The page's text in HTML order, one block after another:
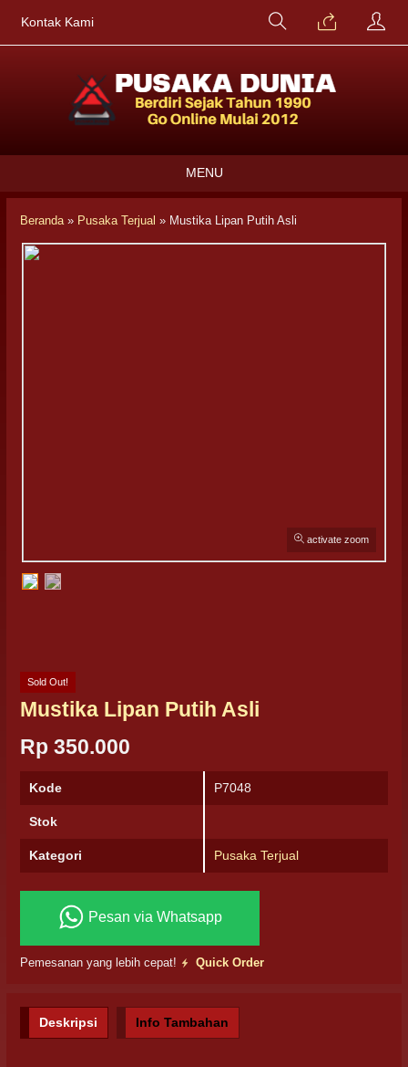
Kontak Kami
MENU
Beranda» Pusaka Terjual » Mustika Lipan Putih Asli
activate zoom
Sold Out!
Mustika Lipan Putih Asli
Rp 350.000
Kode P7048
Stok
Kategori Pusaka Terjual
Pesan via Whatsapp
Pemesanan yang lebih cepat! Quick Order
Deskripsi Info Tambahan